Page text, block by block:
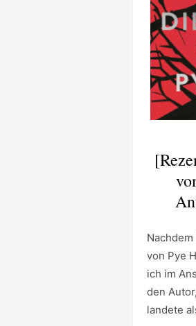
von Pye
ich im
den
landete